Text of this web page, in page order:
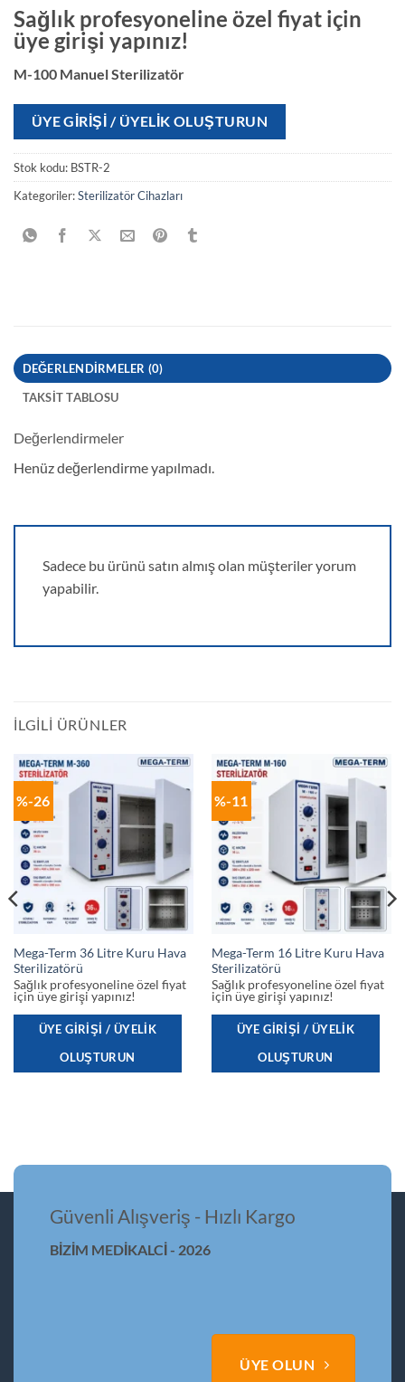
Sağlık profesyoneline özel fiyat için
üye girişi yapınız!
M-100 Manuel Sterilizatör
ÜYE GIRIŞI / ÜYELIK OLUŞTURUN
Stok kodu: BSTR-2
Kategoriler:Sterilizatör Cihazları
DEĞERLENDIRMELER (0)
TAKSIT TABLOSU
Değerlendirmeler
Henüz değerlendirme yapılmadı.
Sadece bu ürünü satın almış olan müşteriler yorum
yapabilir.
İLGILI ÜRÜNLER
%-26
Mega-Term 36 Litre Kuru Hava
Sterilizatörü
Sağlık profesyoneline özel fiyat
için üye girişi yapınız!
ÜYE GIRIŞI / ÜYELIK
OLUŞTURUN
%-11
Mega-Term 16 Litre Kuru Hava
Sterilizatörü
Sağlık profesyoneline özel fiyat
için üye girişi yapınız!
ÜYE GIRIŞI / ÜYELIK
OLUŞTURUN
Güvenli Alışveriş - Hızlı Kargo
BİZİM MEDİKALCİ - 2026
ÜYE OLUN